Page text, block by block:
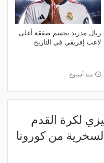
ريال مدريد يحسم صفقة أغلى
لاعب إفريقي في التاريخ
منذ أسبوع
لكرة القدم
من كورونا